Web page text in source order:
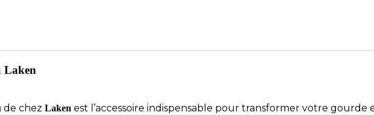
Laken
de chez Laken est l’accessoire indispensable pour transformer votre